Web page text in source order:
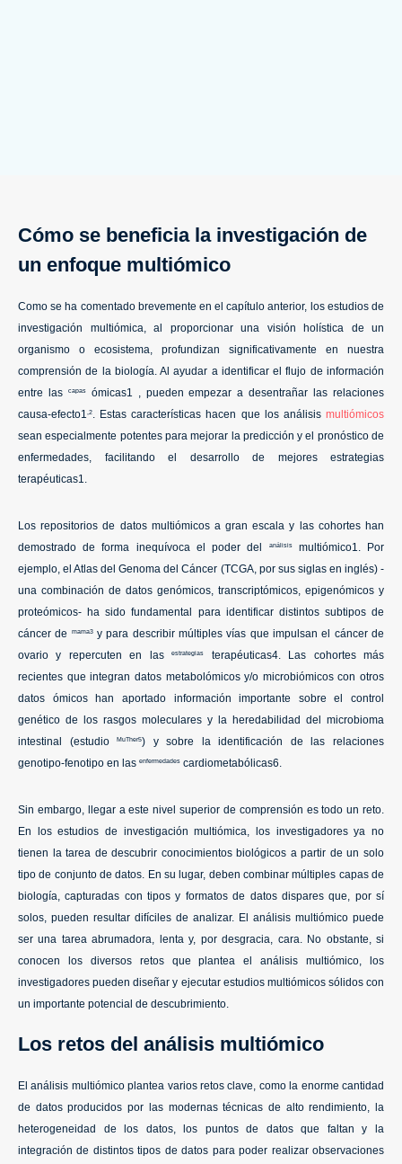
Cómo se beneficia la investigación de
un enfoque multiómico
Como se ha comentado brevemente en el capítulo anterior, los estudios de
investigación multiómica, al proporcionar una visión holística de un
organismo o ecosistema, profundizan significativamente en nuestra
comprensión de la biología. Al ayudar a identificar el flujo de información
entre las
capasómicas1 , pueden empezar a desentrañar las relaciones
causa-efecto1 ,2 . Estas características hacen que los análisis multiómicos
sean especialmente potentes para mejorar la predicción y el pronóstico de
enfermedades, facilitando el desarrollo de mejores estrategias
terapéuticas1.
Los repositorios de datos multiómicos a gran escala y las cohortes han
demostrado de forma inequívoca el poder del
análisismultiómico1. Por
ejemplo, el Atlas del Genoma del Cáncer (TCGA, por sus siglas en inglés) -
una combinación de datos genómicos, transcriptómicos, epigenómicos y
proteómicos- ha sido fundamental para identificar distintos subtipos de
cáncer de
mama3y para describir múltiples vías que impulsan el cáncer de
ovario y repercuten en lasestrategias
terapéuticas4. Las cohortes más
recientes que integran datos metabolómicos y/o microbiómicos con otros
datos ómicos han aportado información importante sobre el control
genético de los rasgos moleculares y la heredabilidad del microbioma
intestinal (estudioMuTher5) y sobre la identificación de las relaciones
genotipo-fenotipo en las enfermedades cardiometabólicas6.
Sin embargo, llegar a este nivel superior de comprensión es todo un reto.
En los estudios de investigación multiómica, los investigadores ya no
tienen la tarea de descubrir conocimientos biológicos a partir de un solo
tipo de conjunto de datos. En su lugar, deben combinar múltiples capas de
biología, capturadas con tipos y formatos de datos dispares que, por sí
solos, pueden resultar difíciles de analizar. El análisis multiómico puede
ser una tarea abrumadora, lenta y, por desgracia, cara. No obstante, si
conocen los diversos retos que plantea el análisis multiómico, los
investigadores pueden diseñar y ejecutar estudios multiómicos sólidos con
un importante potencial de descubrimiento.
Los retos del análisis multiómico
El análisis multiómico plantea varios retos clave, como la enorme cantidad
de datos producidos por las modernas técnicas de alto rendimiento, la
heterogeneidad de los datos, los puntos de datos que faltan y la
integración de distintos tipos de datos para poder realizar observaciones